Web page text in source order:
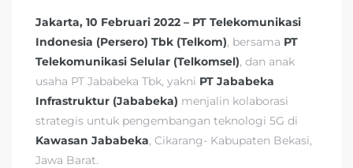
Jakarta, 10 Februari 2022 – PT Telekomunikasi
Indonesia (Persero) Tbk (Telkom), bersama PT
Telekomunikasi Selular (Telkomsel), dan anak
usaha PT Jababeka Tbk, yakni PT Jababeka
Infrastruktur (Jababeka) menjalin kolaborasi
strategis untuk pengembangan teknologi 5G di
Kawasan Jababeka, Cikarang- Kabupaten Bekasi,
Jawa Barat.